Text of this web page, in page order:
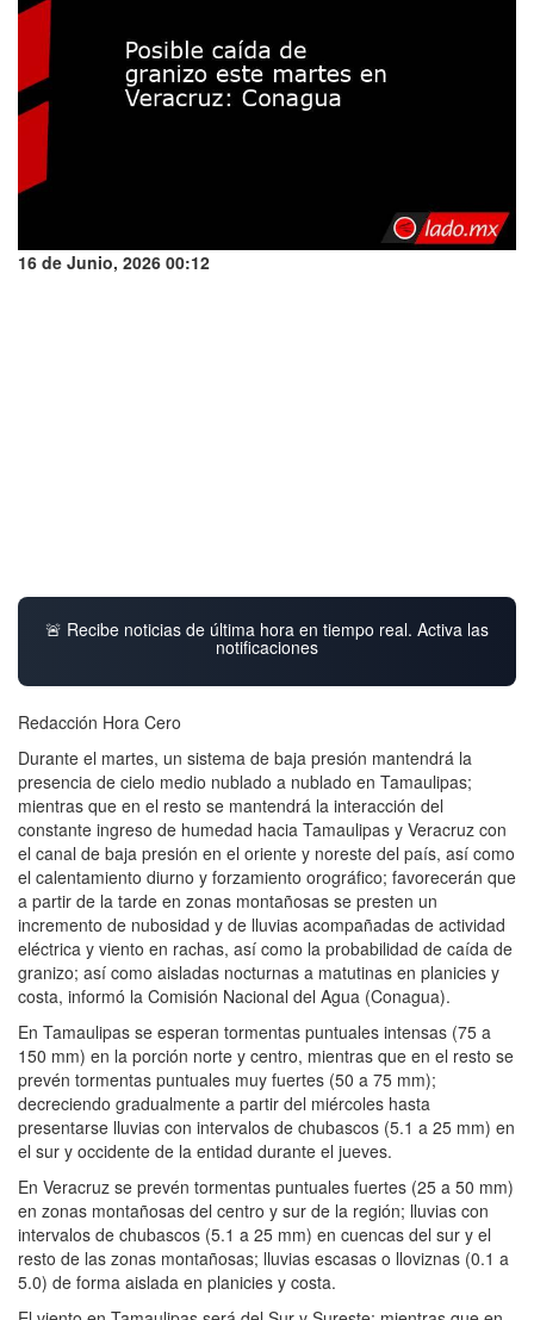
16 de Junio, 2026 00:12
🚨 Recibe noticias de última hora en tiempo real. Activa las
notificaciones
Redacción Hora Cero
Durante el martes, un sistema de baja presión mantendrá la
presencia de cielo medio nublado a nublado en Tamaulipas;
mientras que en el resto se mantendrá la interacción del
constante ingreso de humedad hacia Tamaulipas y Veracruz con
el canal de baja presión en el oriente y noreste del país, así como
el calentamiento diurno y forzamiento orográfico; favorecerán que
a partir de la tarde en zonas montañosas se presten un
incremento de nubosidad y de lluvias acompañadas de actividad
eléctrica y viento en rachas, así como la probabilidad de caída de
granizo; así como aisladas nocturnas a matutinas en planicies y
costa, informó la Comisión Nacional del Agua (Conagua).
En Tamaulipas se esperan tormentas puntuales intensas (75 a
150 mm) en la porción norte y centro, mientras que en el resto se
prevén tormentas puntuales muy fuertes (50 a 75 mm);
decreciendo gradualmente a partir del miércoles hasta
presentarse lluvias con intervalos de chubascos (5.1 a 25 mm) en
el sur y occidente de la entidad durante el jueves.
En Veracruz se prevén tormentas puntuales fuertes (25 a 50 mm)
en zonas montañosas del centro y sur de la región; lluvias con
intervalos de chubascos (5.1 a 25 mm) en cuencas del sur y el
resto de las zonas montañosas; lluvias escasas o lloviznas (0.1 a
5.0) de forma aislada en planicies y costa.